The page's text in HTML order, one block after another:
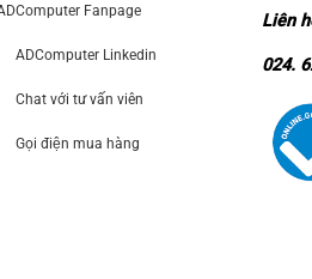
Fanpage
ADComputer Linkedin
Chat với tư vấn viên
Gọi điện mua hàng
Liên
024.